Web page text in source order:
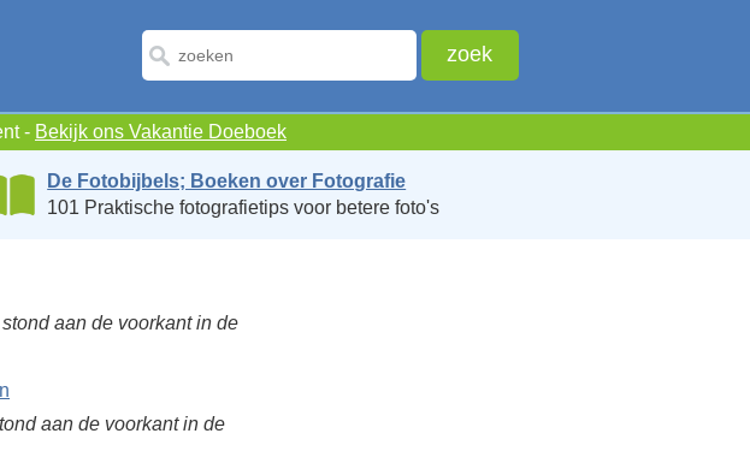
- Bekijk ons Vakantie Doeboek
De Fotobijbels; Boeken over Fotografie
101 Praktische fotografietips voor betere foto's
aan de voorkant in de
aan de voorkant in de